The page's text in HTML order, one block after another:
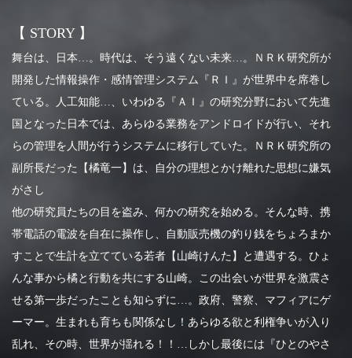
【 STORY 】
舞台は、日本…。時代は、そう遠くない未来…。ＮＲＫ研究所が
開発した情報操作・感情管理システム『ＲＩ』が世界中を席巻し
ている。人工知能…、いわゆる『ＡＩ』の研究分野において先進
国となった日本では、あらゆる業務をアンドロイドが行い、それ
らの管理を人間が行うシステムに移行していた。ＮＲＫ研究所の
副所長だった【橘竜一】は、自分の理想とかけ離れた思想に嫌気
がさし
他の研究員たちの目を盗み、何かの研究を始める。そんな時、携
帯電話の電波を自在に操作し、自動販売機の釣り銭をちょろまか
すことで生計を立てている若者【山崎けんた】と遭遇する。ひょ
んな事から橘と行動を共にする山崎。この出会いが世界を激震さ
せる第一歩だったことも知らずに…。政府、警察、マフィアにゲ
ーマー。生まれも育ちも関係なし！あらゆる欲と利権争いが入り
乱れ、その時、世界が揺れる！！…しかし最後には『ひとのやさ